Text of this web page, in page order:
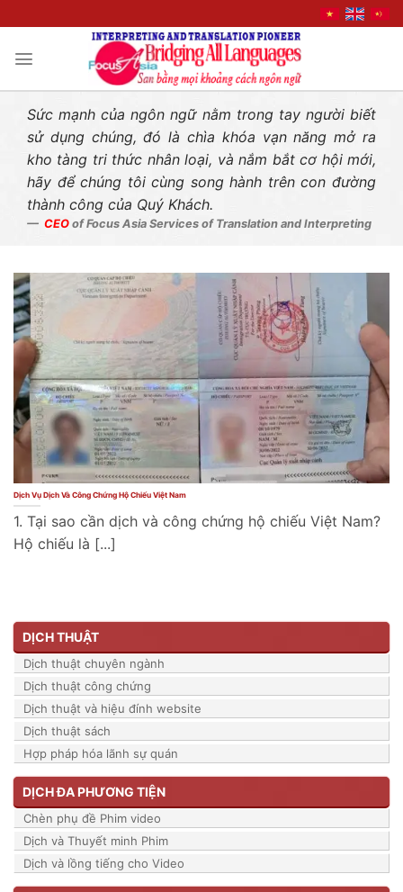
Sức mạnh của ngôn ngữ nằm trong tay người biết
sử dụng chúng, đó là chìa khóa vạn năng mở ra
kho tàng tri thức nhân loại, và nắm bắt cơ hội mới,
hãy để chúng tôi cùng song hành trên con đường
thành công của Quý Khách.
CEO of Focus Asia Services of Translation and Interpreting
Dịch Vụ Dịch Và Công Chứng Hộ Chiếu Việt Nam
1. Tại sao cần dịch và công chứng hộ chiếu Việt Nam?
Hộ chiếu là [...]
DỊCH THUẬT
Dịch thuật chuyên ngành
Dịch thuật công chứng
Dịch thuật và hiệu đính website
Dịch thuật sách
Hợp pháp hóa lãnh sự quán
DỊCH ĐA PHƯƠNG TIỆN
Chèn phụ đề Phim video
Dịch và Thuyết minh Phim
Dịch và lồng tiếng cho Video